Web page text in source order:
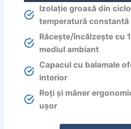
Izolație groasă din
temperatură constantă
Răcește/încălzește cu
mediul ambiant
Capacul cu balamale
interior
Roți și mâner
ușor